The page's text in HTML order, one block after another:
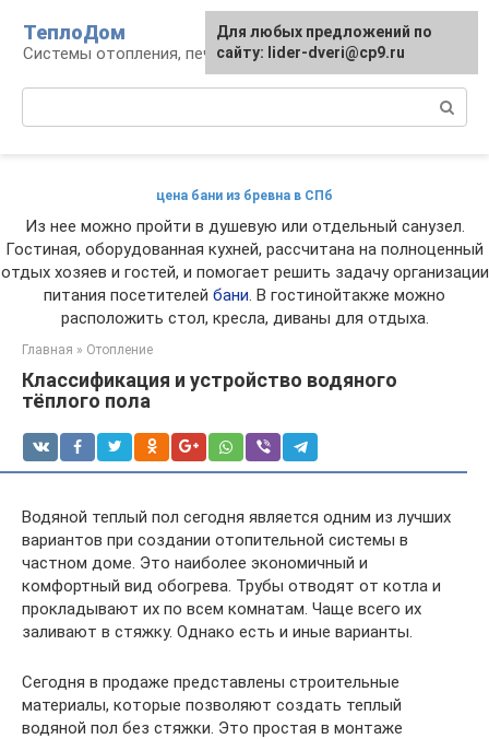
контенту
ТеплоДом
Системы отопления, печи и камины
цена бани из бревна в СПб
Из нее можно пройти в душевую или отдельный санузел.
Гостиная, оборудованная кухней, рассчитана на полноценный
отдых хозяев и гостей, и помогает решить задачу организации
питания посетителей бани. В гостинойтакже можно
расположить стол, кресла, диваны для отдыха.
Главная » Отопление
Классификация и устройство водяного
тёплого пола
Водяной теплый пол сегодня является одним из лучших
вариантов при создании отопительной системы в
частном доме. Это наиболее экономичный и
комфортный вид обогрева. Трубы отводят от котла и
прокладывают их по всем комнатам. Чаще всего их
заливают в стяжку. Однако есть и иные варианты.
Сегодня в продаже представлены строительные
материалы, которые позволяют создать теплый
водяной пол без стяжки. Это простая в монтаже
Для любых предложений по
сайту: lider-dveri@cp9.ru